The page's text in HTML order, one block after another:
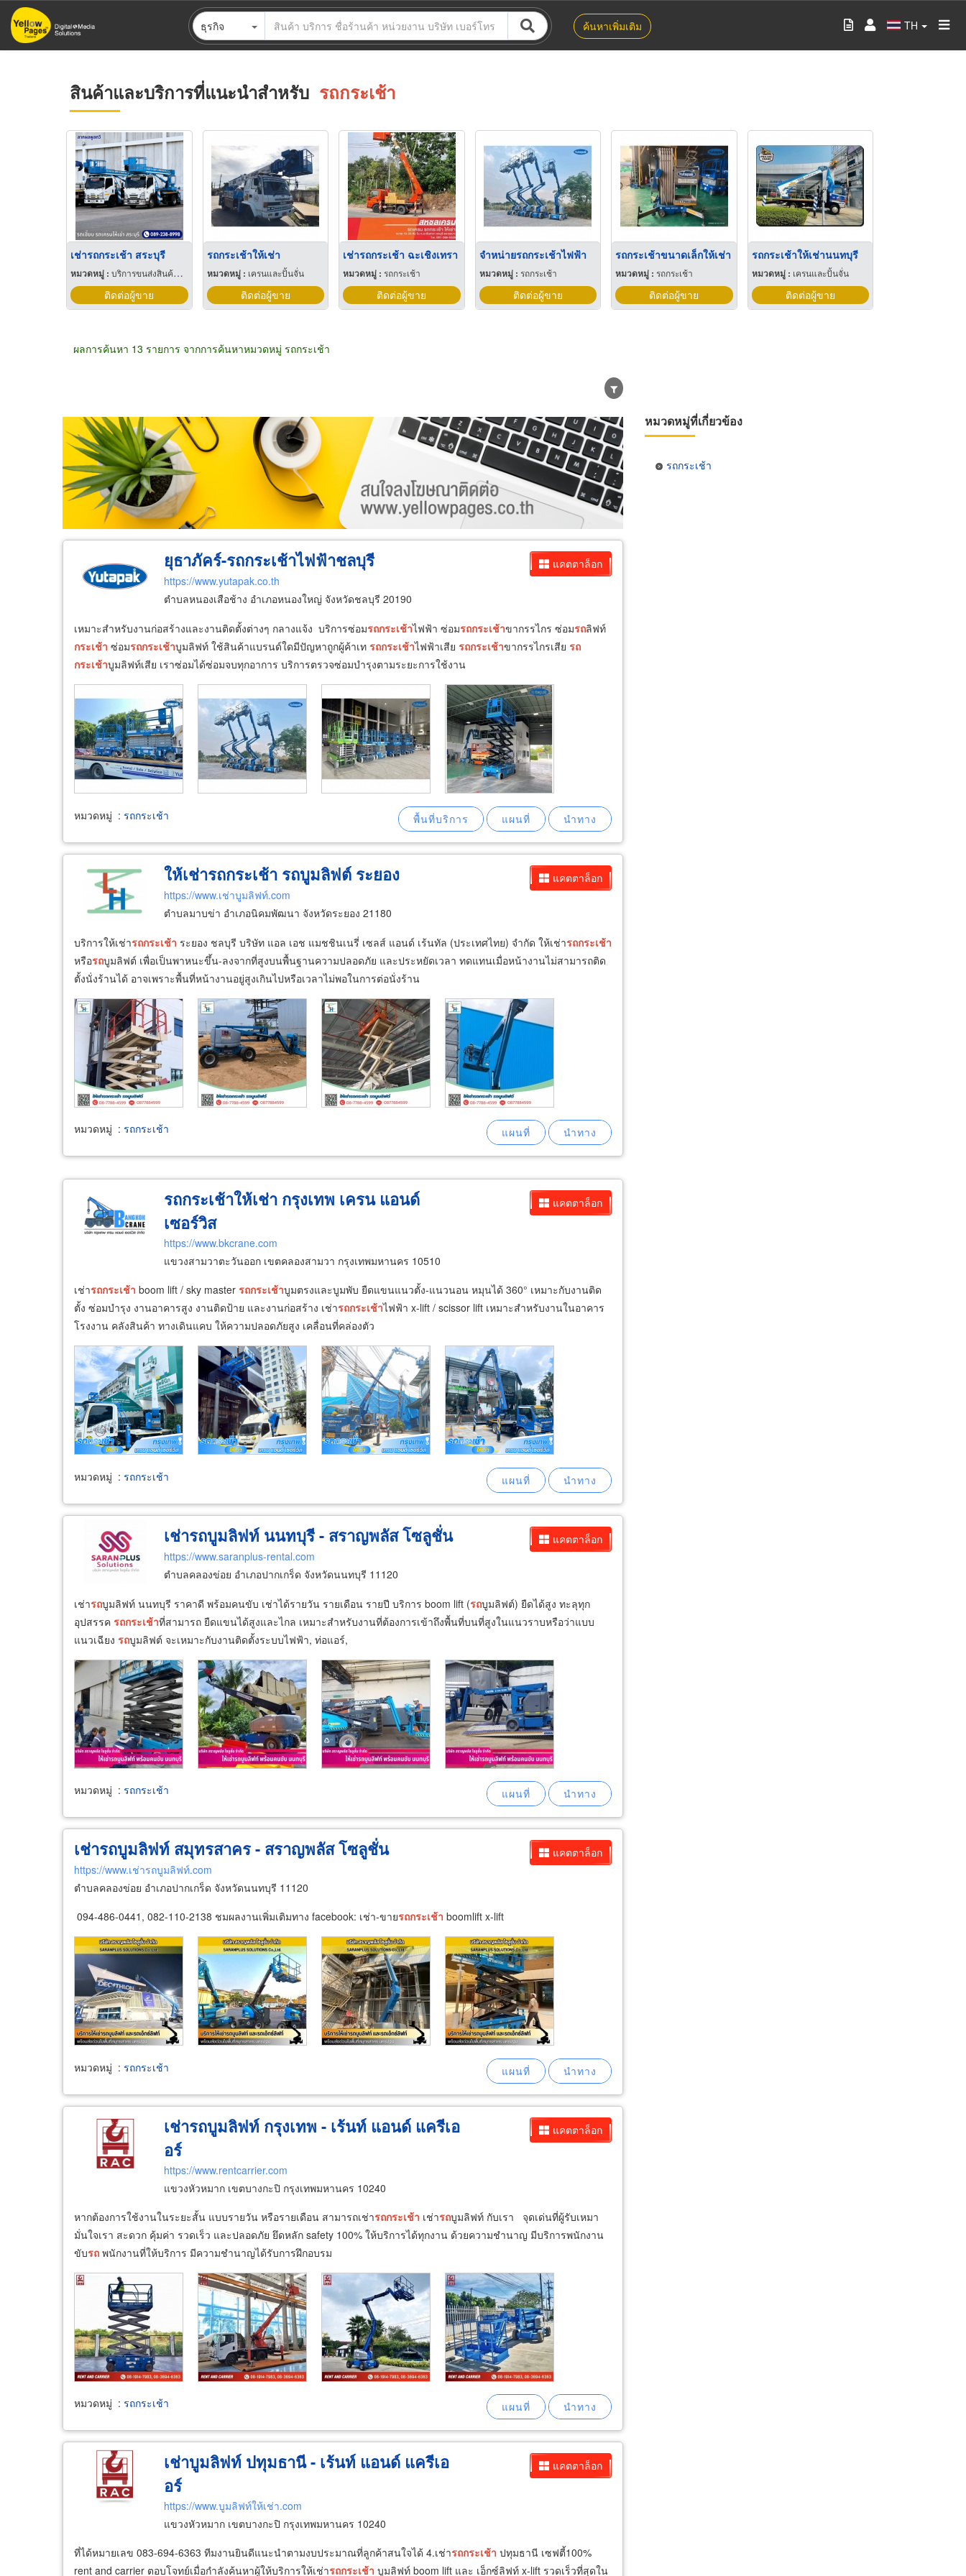
ข้าม
ไป
ธุรกิจ ค้นหาเพิ่มเติม TH
สินค้าและบริการที่แนะนำสำหรับ รถกระเช้า
เช่ารถกระเช้า สระบุรี
หมวดหมู่ : บริการขนส่งสินค้าทางบก
ติดต่อผู้ขาย
รถกระเช้าให้เช่า
หมวดหมู่ : เครนและปั้นจั่น
ติดต่อผู้ขาย
เช่ารถกระเช้า ฉะเชิงเทรา
หมวดหมู่ : รถกระเช้า
ติดต่อผู้ขาย
จำหน่ายรถกระเช้าไฟฟ้า
หมวดหมู่ : รถกระเช้า
ติดต่อผู้ขาย
รถกระเช้าขนาดเล็กให้เช่า
หมวดหมู่ : รถกระเช้า
ติดต่อผู้ขาย
รถกระเช้าให้เช่านนทบุรี
หมวดหมู่ : เครนและปั้นจั่น
ติดต่อผู้ขาย
ผลการค้นหา 13 รายการ จากการค้นหาหมวดหมู่ รถกระเช้า
ขายส่ง ขายปลีก ผู้ผลิต ตัวแทนจัดจำหน่าย ผู้ส่งออก/นำเข้า ธุรกิจบริการ
แคตตาล็อก
ยุธาภัคร์-รถกระเช้าไฟฟ้าชลบุรี
https://www.yutapak.co.th
ตำบลหนองเสือช้าง อำเภอหนองใหญ่ จังหวัดชลบุรี 20190
เหมาะสำหรับงานก่อสร้างและงานติดตั้งต่างๆ กลางแจ้ง ​บริการซ่อมรถกระเช้าไฟฟ้า ซ่อมรถกระเช้าขากรรไกร ซ่อมรถลิฟท์
กระเช้า ซ่อมรถกระเช้าบูมลิฟท์ ใช้สินค้าแบรนด์ใดมีปัญหาถูกผู้ค้าเท รถกระเช้าไฟฟ้าเสีย รถกระเช้าขากรรไกรเสีย รถ
กระเช้าบูมลิฟท์เสีย เราซ่อมได้ซ่อมจบทุกอาการ บริการตรวจซ่อมบำรุงตามระยะการใช้งาน
หมวดหมู่ : รถกระเช้า
แคตตาล็อก
ให้เช่ารถกระเช้า รถบูมลิฟต์ ระยอง
https://www.เช่าบูมลิฟท์.com
ตำบลมาบข่า อำเภอนิคมพัฒนา จังหวัดระยอง 21180
บริการให้เช่ารถกระเช้า ระยอง ชลบุรี บริษัท แอล เอช แมชชินเนรี่ เซลส์ แอนด์ เร้นทัล (ประเทศไทย) จำกัด ให้เช่ารถกระเช้า
หรือรถบูมลิฟต์ เพื่อเป็นพาหนะขึ้น-ลงจากที่สูงบนพื้นฐานความปลอดภัย และประหยัดเวลา ทดแทนเมื่อหน้างานไม่สามารถติด
ตั้งนั่งร้านได้ อาจเพราะพื้นที่หน้างานอยู่สูงเกินไปหรือเวลาไม่พอในการต่อนั่งร้าน
หมวดหมู่ : รถกระเช้า
แคตตาล็อก
รถกระเช้าให้เช่า กรุงเทพ เครน แอนด์
เซอร์วิส
https://www.bkcrane.com
แขวงสามวาตะวันออก เขตคลองสามวา กรุงเทพมหานคร 10510
เช่ารถกระเช้า boom lift / sky master รถกระเช้าบูมตรงและบูมพับ ยืดแขนแนวตั้ง-แนวนอน หมุนได้ 360° เหมาะกับงานติด
ตั้ง ซ่อมบำรุง งานอาคารสูง งานติดป้าย และงานก่อสร้าง เช่ารถกระเช้าไฟฟ้า x-lift / scissor lift เหมาะสำหรับงานในอาคาร
โรงงาน คลังสินค้า ทางเดินแคบ ให้ความปลอดภัยสูง เคลื่อนที่คล่องตัว
หมวดหมู่ : รถกระเช้า
แคตตาล็อก
เช่ารถบูมลิฟท์ นนทบุรี - สราญพลัส โซลูชั่น
https://www.saranplus-rental.com
ตำบลคลองข่อย อำเภอปากเกร็ด จังหวัดนนทบุรี 11120
เช่ารถบูมลิฟท์ นนทบุรี ราคาดี พร้อมคนขับ เช่าได้รายวัน รายเดือน รายปี บริการ boom lift (รถบูมลิฟต์) ยืดได้สูง ทะลุทุก
อุปสรรค รถกระเช้าที่สามารถ ยืดแขนได้สูงและไกล เหมาะสำหรับงานที่ต้องการเข้าถึงพื้นที่บนที่สูงในแนวราบหรือว่าแบบ
แนวเฉียง รถบูมลิฟต์ จะเหมาะกับงานติดตั้งระบบไฟฟ้า, ท่อแอร์,
หมวดหมู่ : รถกระเช้า
แคตตาล็อก
เช่ารถบูมลิฟท์ สมุทรสาคร - สราญพลัส โซลูชั่น
https://www.เช่ารถบูมลิฟท์.com
ตำบลคลองข่อย อำเภอปากเกร็ด จังหวัดนนทบุรี 11120
094-486-0441, 082-110-2138 ชมผลงานเพิ่มเติมทาง facebook: เช่า-ขายรถกระเช้า boomlift x-lift
หมวดหมู่ : รถกระเช้า
แคตตาล็อก
เช่ารถบูมลิฟท์ กรุงเทพ - เร้นท์ แอนด์ แครีเอ
อร์
https://www.rentcarrier.com
แขวงหัวหมาก เขตบางกะปิ กรุงเทพมหานคร 10240
หากต้องการใช้งานในระยะสั้น แบบรายวัน หรือรายเดือน สามารถเช่ารถกระเช้า เช่ารถบูมลิฟท์ กับเรา จุดเด่นที่ผู้รับเหมา
มั่นใจเรา สะดวก คุ้มค่า รวดเร็ว และปลอดภัย ยึดหลัก safety 100% ให้บริการได้ทุกงาน ด้วยความชำนาญ มีบริการพนักงาน
ขับรถ พนักงานที่ให้บริการ มีความชำนาญได้รับการฝึกอบรม
หมวดหมู่ : รถกระเช้า
แคตตาล็อก
เช่าบูมลิฟท์ ปทุมธานี - เร้นท์ แอนด์ แครีเอ
อร์
https://www.บูมลิฟท์ให้เช่า.com
แขวงหัวหมาก เขตบางกะปิ กรุงเทพมหานคร 10240
ที่ได้หมายเลข 083-694-6363 ทีมงานยินดีแนะนำตามงบประมาณที่ลูกค้าสนใจได้ 4.เช่ารถกระเช้า ปทุมธานี เซฟตี้100%
rent and carrier ตอบโจทย์เมื่อกำลังค้นหาผู้ให้บริการให้เช่ารถกระเช้า บูมลิฟท์ boom lift และ เอ็กซ์ลิฟท์ x-lift รวดเร็วที่สุดใน
หมวดหมู่ที่เกี่ยวข้อง
รถกระเช้า